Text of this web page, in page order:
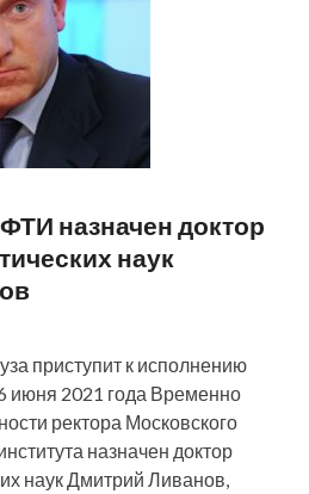
назначен доктор
наук
приступит к исполнению
июня 2021 года Временно
ректора Московского
назначен доктор
наук Дмитрий Ливанов,